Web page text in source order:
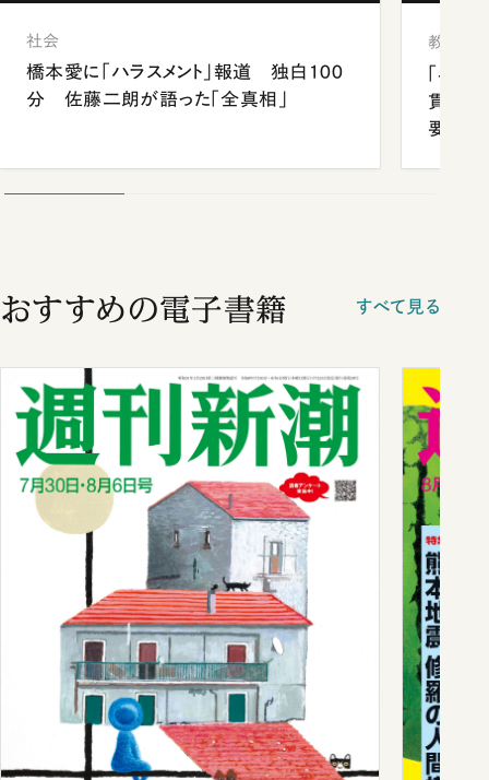
社会
橋本愛に「ハラスメント」報道 独白100
分 佐藤二朗が語った「全真相」
教育
「早
貫校へ
要だっ
おすすめの電子書籍 すべて見る